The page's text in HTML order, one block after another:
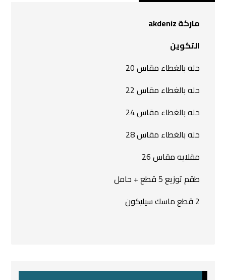
ماركة akdeniz
التكوين
حله بالغطاء مقاس 20
حله بالغطاء مقاس 22
حله بالغطاء مقاس 24
حله بالغطاء مقاس 28
مقلايه مقاس 26
طقم توزيع 5 قطع + حامل
2 قطع ماسك سيليكون